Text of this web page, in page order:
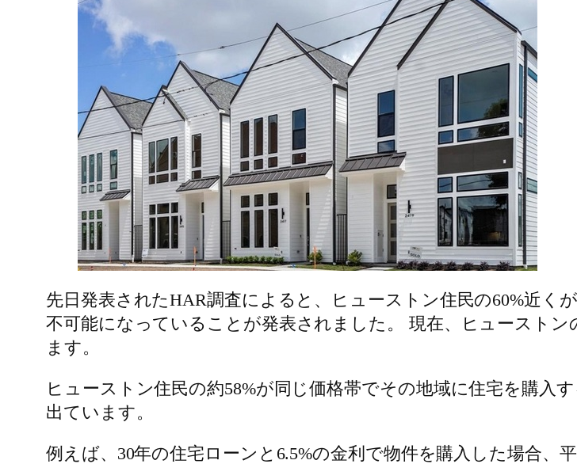
先日発表されたHAR調査によると、ヒューストン住民の60%近く
不可能になっていることが発表されました。 現在、ヒュースト
ます。
ヒューストン住民の約58%が同じ価格帯でその地域に住宅を購入
出ています。
例えば、30年の住宅ローンと6.5%の金利で物件を購入した場合、